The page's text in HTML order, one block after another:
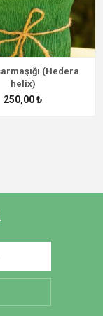
(Hedera
helix)
250,00 ₺